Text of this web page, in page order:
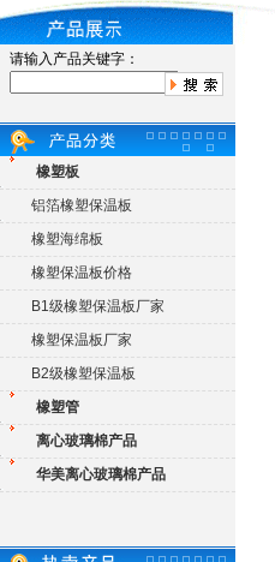
请输入产品关键字：
橡塑板
铝箔橡塑保温板
橡塑海绵板
橡塑保温板价格
B1级橡塑保温板厂家
橡塑保温板厂家
B2级橡塑保温板
橡塑管
离心玻璃棉产品
华美离心玻璃棉产品